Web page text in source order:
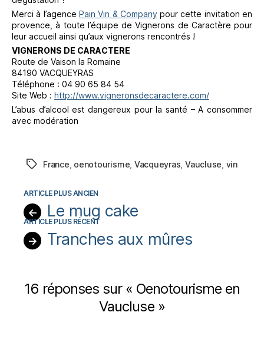
Merci à l’agence Pain Vin & Companypour cette invitation en
provence, à toute l’équipe de Vignerons de Caractère pour
leur accueil ainsi qu’aux vignerons rencontrés !
VIGNERONS DE CARACTERE
Route de Vaison la Romaine
84190 VACQUEYRAS
Téléphone : 04 90 65 84 54
Site Web : http://www.vigneronsdecaractere.com/
L’abus d’alcool est dangereux pour la santé – A consommer
avec modération
Étiquettes
France oenotourisme Vacqueyras ,Vaucluse vin
← Le mug cake
→ Tranches aux mûres
16 réponses sur « Oenotourisme en
Vaucluse »